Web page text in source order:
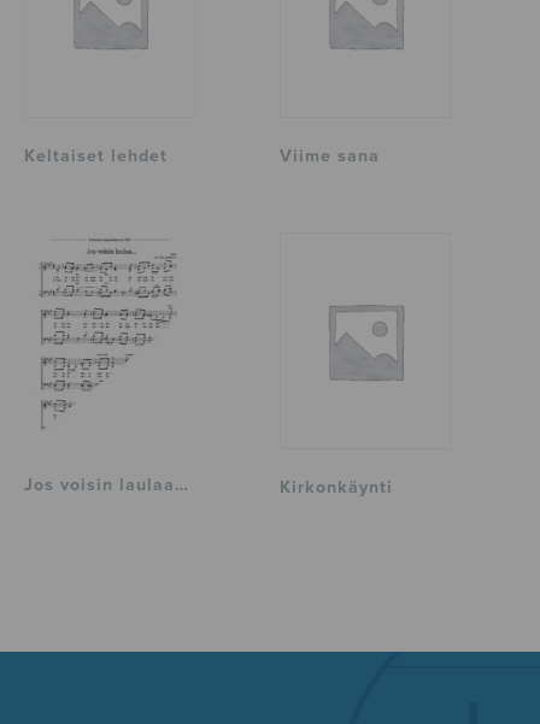
Keltaiset lehdet Viime sana
Jos voisin laulaa… Kirkonkäynti